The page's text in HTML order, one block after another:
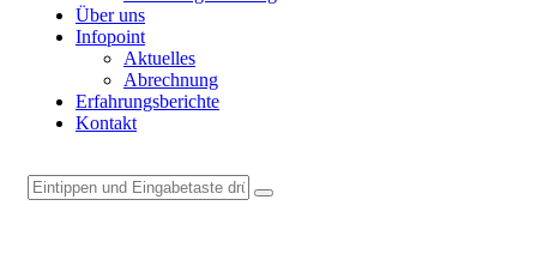
Über uns
Infopoint
Aktuelles
Abrechnung
Erfahrungsberichte
Kontakt